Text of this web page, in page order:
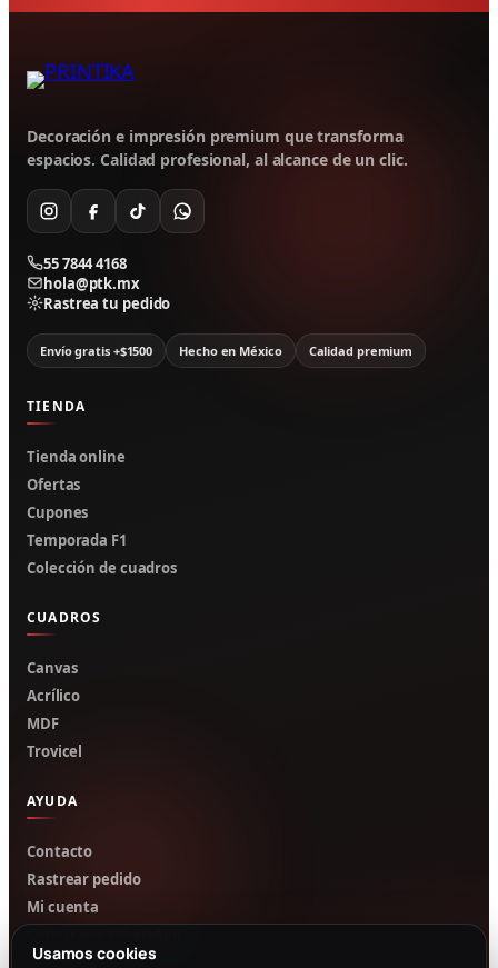
Usamos cookies
Decoración e impresión premium que transforma
espacios. Calidad profesional, al alcance de un clic.
55 7844 4168
hola@ptk.mx
Rastrea tu pedido
Envío gratis +$1500 Hecho en México Calidad premium
TIENDA
Tienda online
Ofertas
Cupones
Temporada F1
Colección de cuadros
CUADROS
Canvas
Acrílico
MDF
Trovicel
AYUDA
Contacto
Rastrear pedido
Mi cuenta